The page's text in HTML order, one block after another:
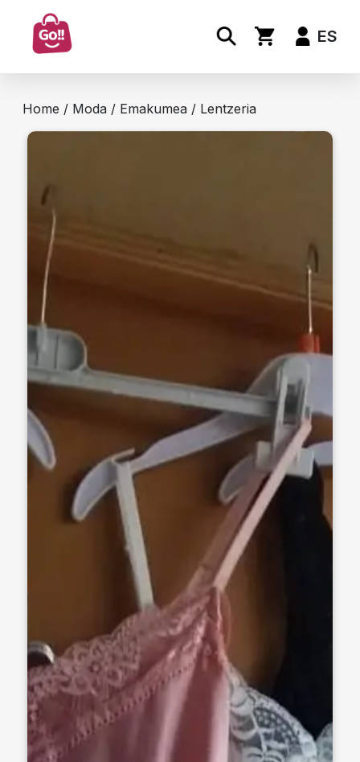
ES
Home / Moda / Emakumea / Lentzeria